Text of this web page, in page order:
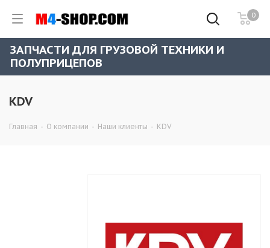
0
ЗАПЧАСТИ ДЛЯ ГРУЗОВОЙ ТЕХНИКИ И
ПОЛУПРИЦЕПОВ
KDV
Главная - О компании - Наши клиенты - KDV